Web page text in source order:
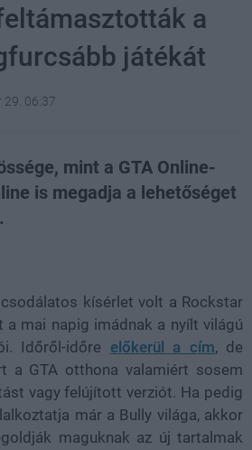
a
játékát
29. 06:37
mint a GTA Online-
is megadja a lehetőséget
kísérlet volt a Rockstar
a mai napig imádnak a nyílt világú
Időről-időre előkerül a cím, de
a GTA otthona valamiért sosem
vagy felújított verziót. Ha pedig
már a Bully világa, akkor
maguknak az új tartalmak